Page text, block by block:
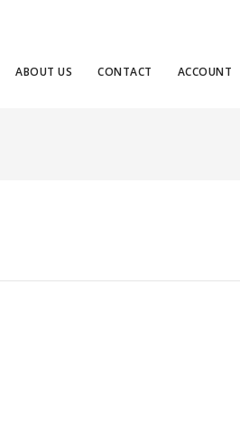
ABOUT US CONTACT ACCOUNT